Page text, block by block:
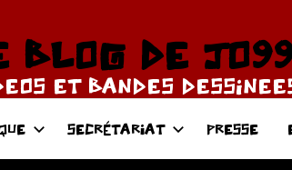
BLOG DE
ET BANDES
SECRÉTARIAT PRESSE